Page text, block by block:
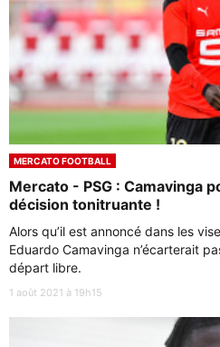
MERCATO FOOTBALL
Mercato - PSG : Camavinga
décision tonitruante !
Alors qu’il est annoncé dans les
Eduardo Camavinga n’écarterait
départ libre.
1 août 2021 à 19h15